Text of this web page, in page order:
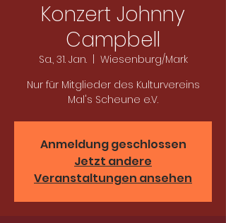
Konzert Johnny
Campbell
Sa., 31. Jan.
  |
Wiesenburg/Mark
Nur für Mitglieder des Kulturvereins
Mal's Scheune e.V.
Anmeldung geschlossen
Jetzt andere
Veranstaltungen ansehen